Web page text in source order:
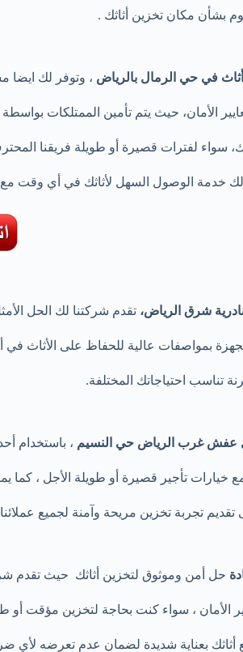
بشأن مكان تخزين أثاثك .
في حي الرمال بالرياض ، وتوفر لك ايضا
الأمان، حيث يتم تأمين الممتلكات
سواء لفترات قصيرة أو طويلة فريقنا
خدمة الوصول السهل لأثاثك في أي وقت مع
شرق الرياض، تقدم شركتنا لك الحل
بمواصفات عالية للحفاظ على الأثاث في
احتياجاتك المختلفة.
عفش غرب الرياض حي النسيم ، باستخدام
خيارات تأجير قصيرة أو طويلة الأجل ، كما
تجربة تخزين مريحة وآمنة لجميع
حل أمن وموثوق لتخزين أثاثك حيث تقدم
، سواء كنت بحاجة لتخزين مؤقت أو
أثاثك بعناية شديدة لضمان عدم تعرضه لأي